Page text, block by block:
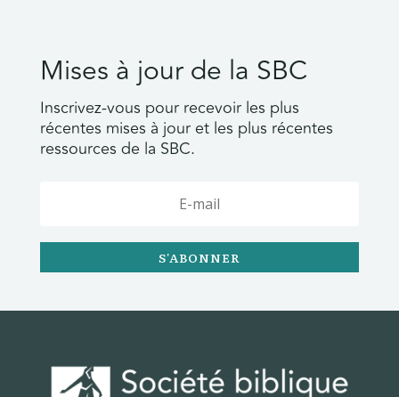
Mises à jour de la SBC
Inscrivez-vous pour recevoir les plus
récentes mises à jour et les plus récentes
ressources de la SBC.
S'ABONNER